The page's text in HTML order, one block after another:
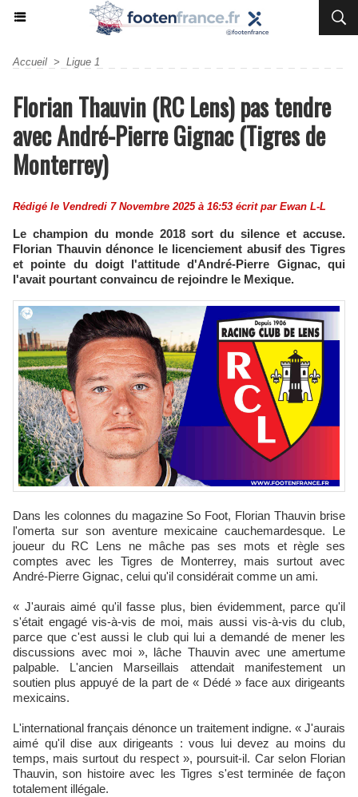
Accueil > Ligue 1
Florian Thauvin (RC Lens) pas tendre
avec André-Pierre Gignac (Tigres de
Monterrey)
Rédigé le Vendredi 7 Novembre 2025 à 16:53 écrit par Ewan L-L
Le champion du monde 2018 sort du silence et accuse.
Florian Thauvin dénonce le licenciement abusif des Tigres
et pointe du doigt l'attitude d'André-Pierre Gignac, qui
l'avait pourtant convaincu de rejoindre le Mexique.
Dans les colonnes du magazine So Foot, Florian Thauvin brise
l'omerta sur son aventure mexicaine cauchemardesque. Le
joueur du RC Lens ne mâche pas ses mots et règle ses
comptes avec les Tigres de Monterrey, mais surtout avec
André-Pierre Gignac, celui qu'il considérait comme un ami.​
« J'aurais aimé qu'il fasse plus, bien évidemment, parce qu'il
s'était engagé vis-à-vis de moi, mais aussi vis-à-vis du club,
parce que c'est aussi le club qui lui a demandé de mener les
discussions avec moi », lâche Thauvin avec une amertume
palpable. L'ancien Marseillais attendait manifestement un
soutien plus appuyé de la part de « Dédé » face aux dirigeants
mexicains.​
L'international français dénonce un traitement indigne. « J'aurais
aimé qu'il dise aux dirigeants : vous lui devez au moins du
temps, mais surtout du respect », poursuit-il. Car selon Florian
Thauvin, son histoire avec les Tigres s'est terminée de façon
totalement illégale.​